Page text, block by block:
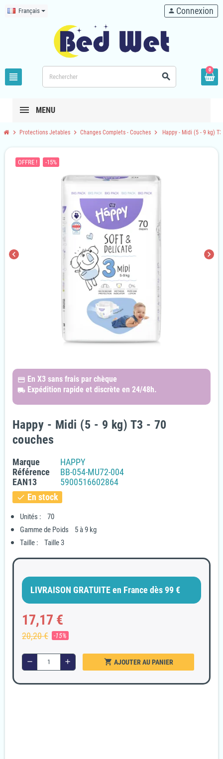
Français
view_headline search
person Connexion
0
MENU
chevron_right Protections Jetables chevron_right Changes Complets - Couches chevron_right Happy - Midi (5 - 9 kg)
chevron_left chevron_right
paymentsEn X3 sans frais par chèque
local_shipping Expédition rapide et discrète en 24/48h.
OFFRE ! -15%
Happy - Midi (5 - 9 kg) T3 - 70
couches
Marque
HAPPY
Référence
BB-054-MU72-004
EAN13
5900516602864
check En stock
Unités : 70
Gamme de Poids 5 à 9 kg
Taille : Taille 3
LIVRAISON GRATUITE en France dès 99 €
17,17 €
20,20 € -15%
remove add shopping_cart AJOUTER AU PANIER